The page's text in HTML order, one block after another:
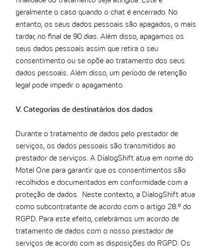
geralmente o caso quando o chat é encerrado. No
entanto, os seus dados pessoais são apagados, o mais
tardar, no final de 90 dias. Além disso, apagamos os
seus dados pessoais assim que retira o seu
consentimento ou se opõe ao tratamento dos seus
dados pessoais. Além disso, um período de retenção
legal pode impedir o apagamento.
V. Categorias de destinatários dos dados
Durante o tratamento de dados pelo prestador de
serviços, os dados pessoais são transmitidos ao
prestador de serviços. A DialogShift atua em nome do
Motel One para garantir que os consentimentos são
recolhidos e documentados em conformidade com a
proteção de dados. Neste contexto, a DialogShift atua
como subcontratante de acordo com o artigo 28.º do
RGPD. Para este efeito, celebrámos um acordo de
tratamento de dados com o nosso prestador de
serviços de acordo com as disposições do RGPD. Os